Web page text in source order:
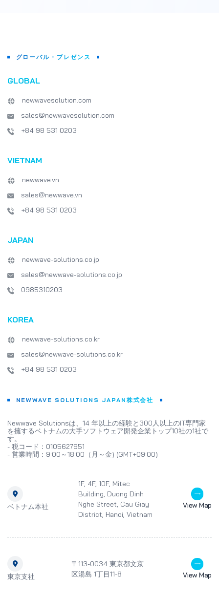
グローバル・プレゼンス
GLOBAL
newwavesolution.com
sales@newwavesolution.com
+84 98 531 0203
VIETNAM
newwave.vn
sales@newwave.vn
+84 98 531 0203
JAPAN
newwave-solutions.co.jp
sales@newwave-solutions.co.jp
0985310203
KOREA
newwave-solutions.co.kr
sales@newwave-solutions.co.kr
+84 98 531 0203
NEWWAVE SOLUTIONS JAPAN株式会社
Newwave Solutionsは、14 年以上の経験と300人以上のIT専門家
を擁するベトナムの大手ソフトウェア開発企業トップ10社の1社で
す。
- 税コード：0105627951
- 営業時間：9:00～18:00（月～金) (GMT+09:00)
ベトナム本社
1F, 4F, 10F, Mitec
Building, Duong Dinh
Nghe Street, Cau Giay
District, Hanoi, Vietnam
View Map
東京支社
〒113-0034 東京都文京
区湯島 1丁目11-8
View Map